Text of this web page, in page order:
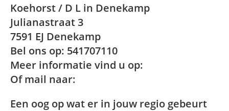
Koehorst / D L in Denekamp
Julianastraat 3
7591 EJ Denekamp
Bel ons op: 541707110
Meer informatie vind u op:
Of mail naar:
Een oog op wat er in jouw regio gebeurt